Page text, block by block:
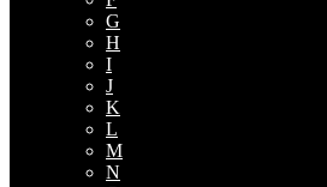
G
H
I
J
K
L
M
N